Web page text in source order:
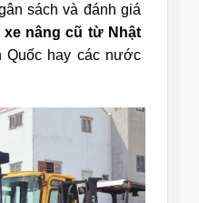
sách và đánh giá
xe nâng cũ từ Nhật
Quốc hay các nước